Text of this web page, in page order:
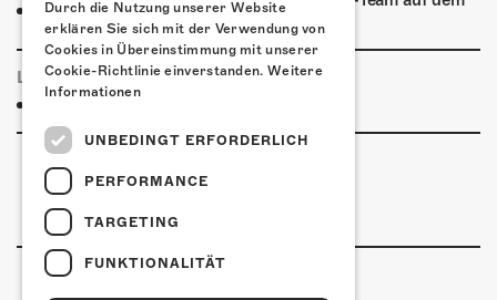
Vorplatz aus dem Foodtruck!
LINKS & PARTNER
Durch die Nutzung unserer Website
erklären Sie sich mit der Verwendung von
Cookies in Übereinstimmung mit unserer
Cookie-Richtlinie einverstanden. Weitere
Informationen
UNBEDINGT ERFORDERLICH
PERFORMANCE
TARGETING
FUNKTIONALITÄT